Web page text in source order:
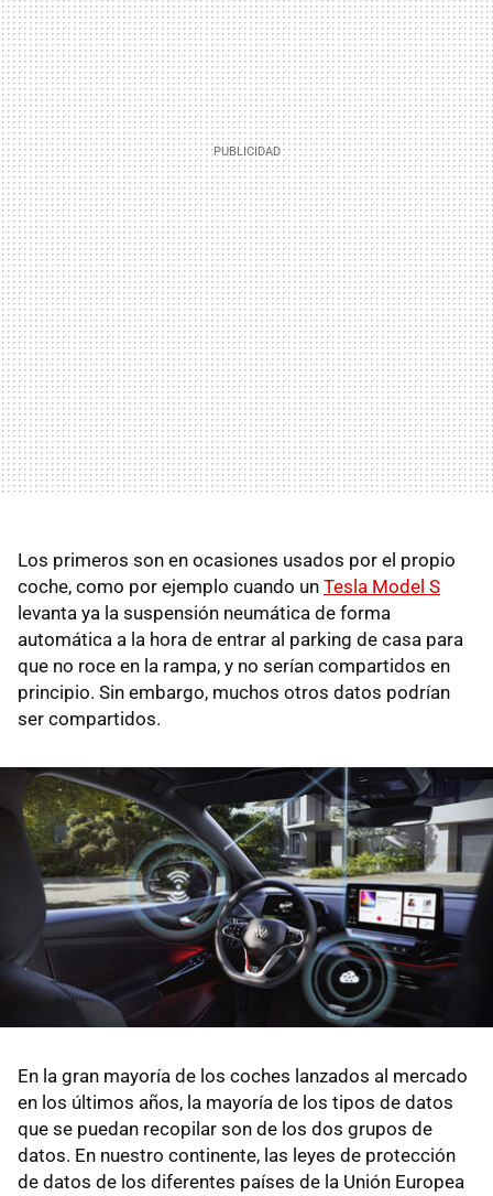
Los primeros son en ocasiones usados por el propio
coche, como por ejemplo cuando un Tesla Model S
levanta ya la suspensión neumática de forma
automática a la hora de entrar al parking de casa para
que no roce en la rampa, y no serían compartidos en
principio. Sin embargo, muchos otros datos podrían
ser compartidos.
En la gran mayoría de los coches lanzados al mercado
en los últimos años, la mayoría de los tipos de datos
que se puedan recopilar son de los dos grupos de
datos. En nuestro continente, las leyes de protección
de datos de los diferentes países de la Unión Europea